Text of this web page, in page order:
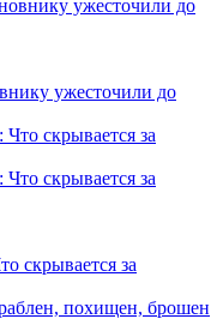
ужесточили до
скрывается за